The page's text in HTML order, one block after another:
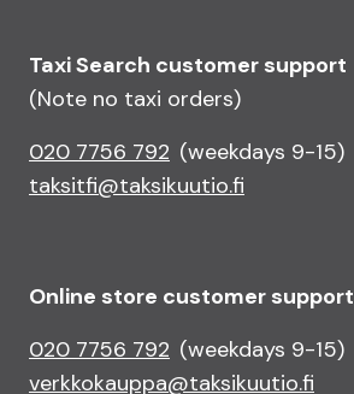
Taxi Search customer support
(Note no taxi orders)
020 7756 792 (weekdays 9-15)
taksitfi@taksikuutio.fi
Online store customer support
020 7756 792 (weekdays 9-15)
verkkokauppa@taksikuutio.fi